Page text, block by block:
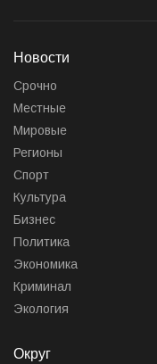
Новости
Срочно
Местные
Мировые
Регионы
Спорт
Культура
Бизнес
Политика
Экономика
Криминал
Экология
Округ